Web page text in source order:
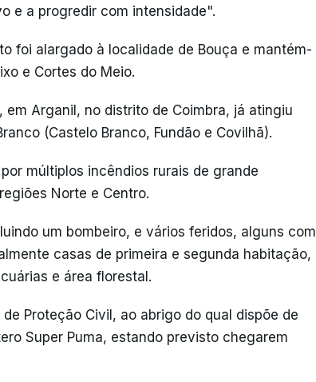
e a progredir com intensidade".
foi alargado à localidade de Bouça e mantém-
e Cortes do Meio.
em Arganil, no distrito de Coimbra, já atingiu
(Castelo Branco, Fundão e Covilhã).
múltiplos incêndios rurais de grande
Norte e Centro.
um bombeiro, e vários feridos, alguns com
casas de primeira e segunda habitação,
e área florestal.
Proteção Civil, ao abrigo do qual dispõe de
Super Puma, estando previsto chegarem